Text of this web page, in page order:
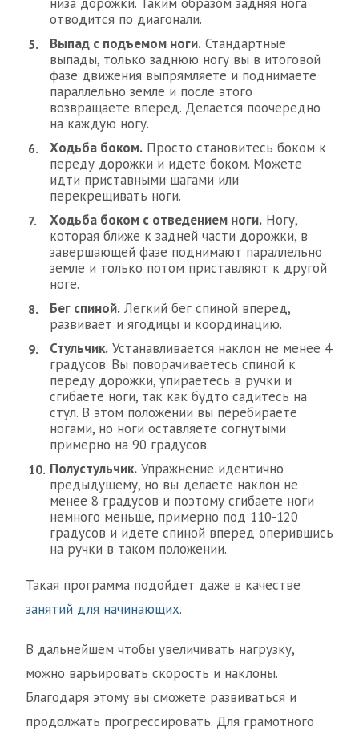
отводится по диагонали.
Выпад с подъемом ноги. Стандартные
выпады, только заднюю ногу вы в итоговой
фазе движения выпрямляете и поднимаете
параллельно земле и после этого
возвращаете вперед. Делается поочередно
на каждую ногу.
Ходьба боком. Просто становитесь боком к
переду дорожки и идете боком. Можете
идти приставными шагами или
перекрещивать ноги.
Ходьба боком с отведением ноги. Ногу,
которая ближе к задней части дорожки, в
завершающей фазе поднимают параллельно
земле и только потом приставляют к другой
ноге.
Бег спиной. Легкий бег спиной вперед,
развивает и ягодицы и координацию.
Стульчик. Устанавливается наклон не менее 4
градусов. Вы поворачиваетесь спиной к
переду дорожки, упираетесь в ручки и
сгибаете ноги, так как будто садитесь на
стул. В этом положении вы перебираете
ногами, но ноги оставляете согнутыми
примерно на 90 градусов.
Полустульчик. Упражнение идентично
предыдущему, но вы делаете наклон не
менее 8 градусов и поэтому сгибаете ноги
немного меньше, примерно под 110-120
градусов и идете спиной вперед оперившись
на ручки в таком положении.
Такая программа подойдет даже в качестве
занятий для начинающих.
В дальнейшем чтобы увеличивать нагрузку,
можно варьировать скорость и наклоны.
Благодаря этому вы сможете развиваться и
продолжать прогрессировать. Для грамотного